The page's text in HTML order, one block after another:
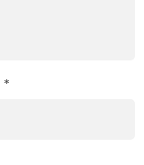
*